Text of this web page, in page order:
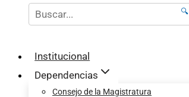
🔍
Institucional
Dependencias
Consejo de la Magistratura